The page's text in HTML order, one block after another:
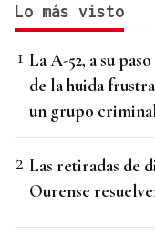
Lo más visto
La A-52, a su
de la huida
un grupo
Las retiradas de
Ourense